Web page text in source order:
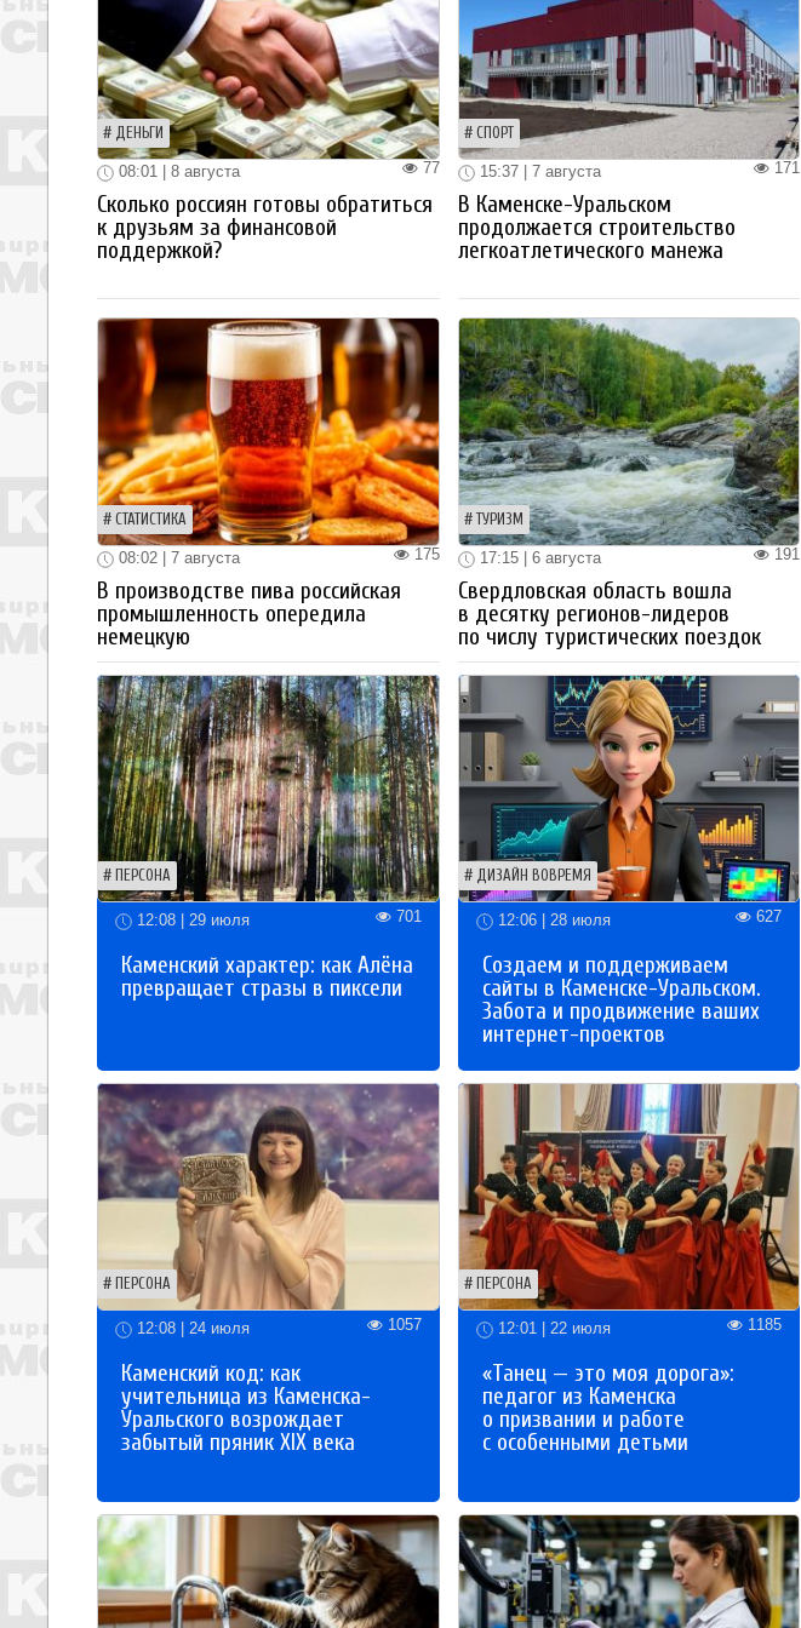
ДЕНЬГИ
77
08:01 | 8 августа
Сколько россиян готовы обратиться
к друзьям за финансовой
поддержкой?
СПОРТ
171
15:37 | 7 августа
В Каменске-Уральском
продолжается строительство
легкоатлетического манежа
СТАТИСТИКА
175
08:02 | 7 августа
В производстве пива российская
промышленность опередила
немецкую
ТУРИЗМ
191
17:15 | 6 августа
Свердловская область вошла
в десятку регионов-лидеров
по числу туристических поездок
ПЕРСОНА
12:08 | 29 июля 701
Каменский характер: как Алёна
превращает стразы в пиксели
ДИЗАЙН ВОВРЕМЯ
12:06 | 28 июля 627
Создаем и поддерживаем
сайты в Каменске-Уральском.
Забота и продвижение ваших
интернет-проектов
ПЕРСОНА
12:08 | 24 июля 1057
Каменский код: как
учительница из Каменска-
Уральского возрождает
забытый пряник XIX века
ПЕРСОНА
12:01 | 22 июля 1185
«Танец — это моя дорога»:
педагог из Каменска
о призвании и работе
с особенными детьми